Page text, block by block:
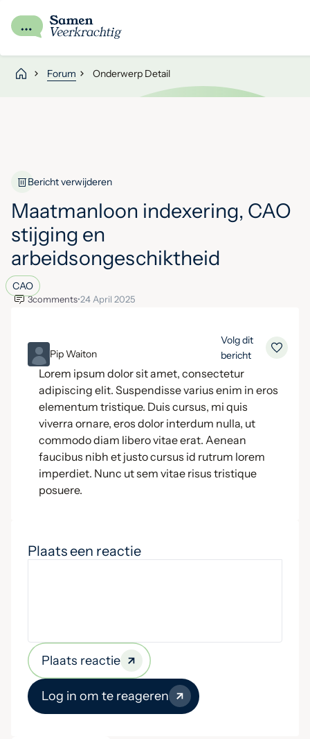
Forum Onderwerp Detail
Bericht verwijderen
Maatmanloon indexering, CAO
stijging en
arbeidsongeschiktheid
CAO
3comments•24 April 2025
ML Pip Waiton
Volg dit
bericht
Lorem ipsum dolor sit amet, consectetur
adipiscing elit. Suspendisse varius enim in eros
elementum tristique. Duis cursus, mi quis
viverra ornare, eros dolor interdum nulla, ut
commodo diam libero vitae erat. Aenean
faucibus nibh et justo cursus id rutrum lorem
imperdiet. Nunc ut sem vitae risus tristique
posuere.
Plaats een reactie
Plaats reactie
Log in om te reageren